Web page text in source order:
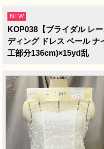
NEW
KOP038【ブライダル レ
ディング ドレス ベール
工部分136cm)×15yd乱